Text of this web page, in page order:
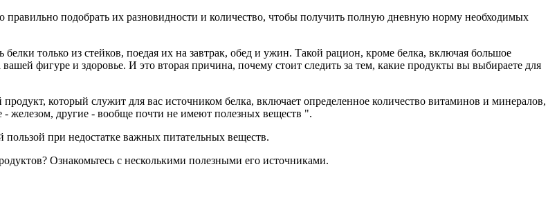
правильно подобрать их разновидности и количество, чтобы получить полную дневную норму необходимых
только из стейков, поедая их на завтрак, обед и ужин. Такой рацион, кроме белка, включая большое
фигуре и здоровье. И это вторая причина, почему стоит следить за тем, какие продукты вы выбираете для
который служит для вас источником белка, включает определенное количество витаминов и минералов,
железом, другие - вообще почти не имеют полезных веществ ".
при недостатке важных питательных веществ.
Ознакомьтесь с несколькими полезными его источниками.